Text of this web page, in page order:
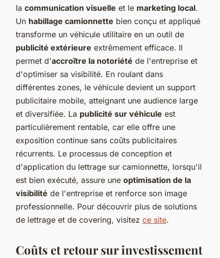
la communication visuelle et le marketing local.
Un habillage camionnette bien conçu et appliqué
transforme un véhicule utilitaire en un outil de
publicité extérieure extrêmement efficace. Il
permet d'accroître la notoriété de l'entreprise et
d'optimiser sa visibilité. En roulant dans
différentes zones, le véhicule devient un support
publicitaire mobile, atteignant une audience large
et diversifiée. La publicité sur véhicule est
particulièrement rentable, car elle offre une
exposition continue sans coûts publicitaires
récurrents. Le processus de conception et
d'application du lettrage sur camionnette, lorsqu'il
est bien exécuté, assure une optimisation de la
visibilité de l'entreprise et renforce son image
professionnelle. Pour découvrir plus de solutions
de lettrage et de covering, visitez ce site.
Coûts et retour sur investissement